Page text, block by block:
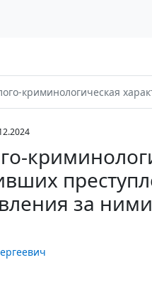
характеристика лиц, совершивших преступления в период
за